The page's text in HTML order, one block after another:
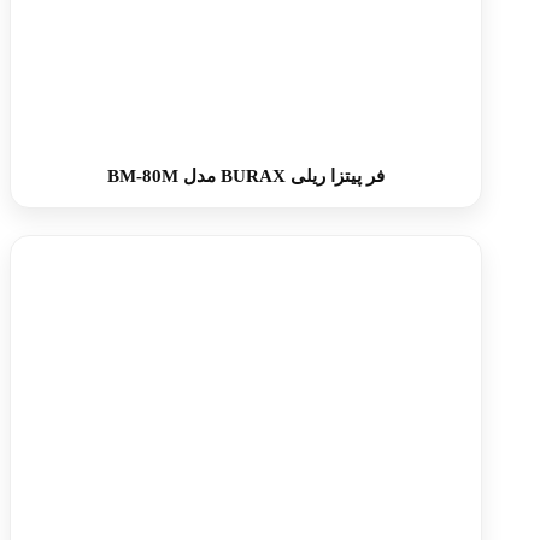
فر پیتزا ریلی BURAX مدل BM-80M